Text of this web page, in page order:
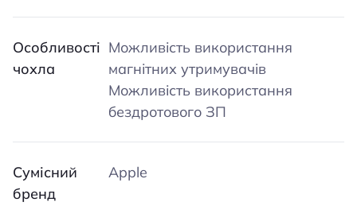
Особливості
чохла
Можливість використання
магнітних утримувачів
Можливість використання
бездротового ЗП
Сумісний
бренд
Apple